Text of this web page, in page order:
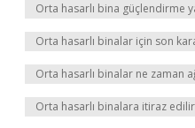
Orta hasarlı bina güçlendirme
Orta hasarlı binalar için son
Orta hasarlı binalar ne zaman
Orta hasarlı binalara itiraz